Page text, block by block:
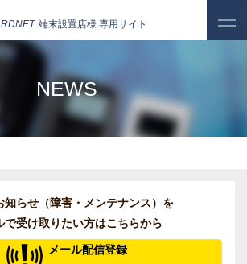
端末設置店様 専用サイト
NEWS
知らせ（障害・メンテナンス）を
で受け取りたい方はこちらから
メール配信登録